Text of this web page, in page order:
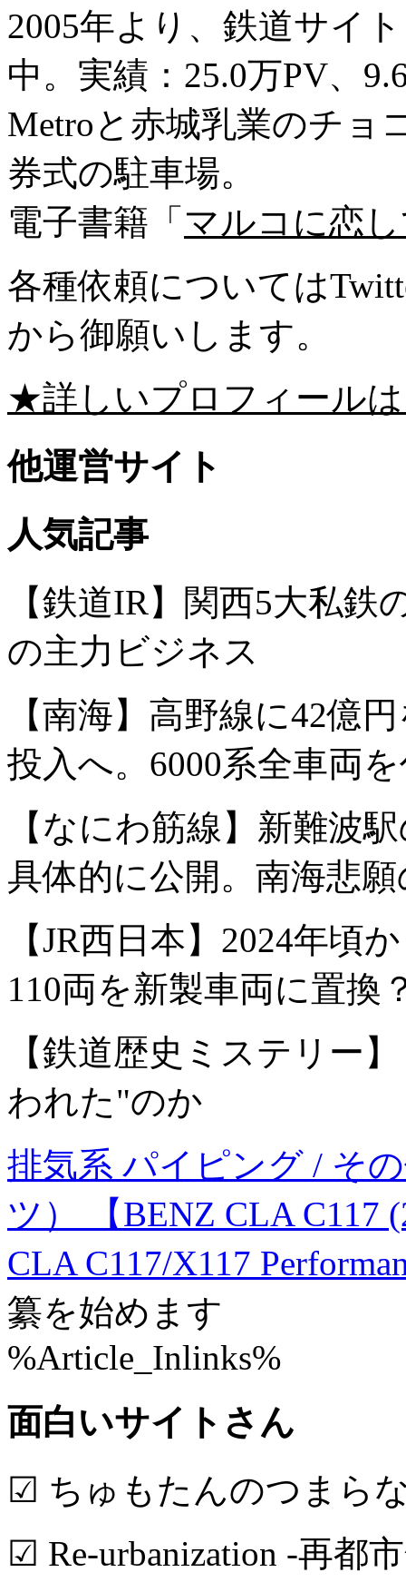
2005年より、鉄道サイ
中。実績：25.0万PV、
Metroと赤城乳業のチョ
券式の駐車場。
電子書籍「 マルコに恋
各種依頼については
から御願いします。
★詳しいプロフィール
他運営サイト
人気記事
【鉄道IR】関西5大私
の主力ビジネス
【南海】高野線に42億
投入へ。6000系全車両
【なにわ筋線】新難波
具体的に公開。南海悲
【JR西日本】2024年頃
110両を新製車両に置換
【鉄道歴史ミステリー
われた"のか
排気系 パイピング / そ
ツ） 【BENZ CLA C117
CLA C117/X117
纂を始めます
%Article_Inlinks%
面白いサイトさん
☑ ちゅもたんのつまら
☑ Re-urbanization -再都